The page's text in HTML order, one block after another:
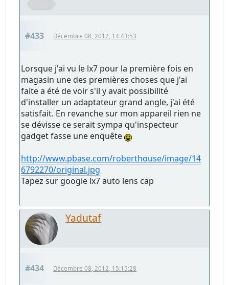
#433 Décembre 08, 2012, 14:43:53
Lorsque j'ai vu le lx7 pour la première fois en
magasin une des premières choses que j'ai
faite a été de voir s'il y avait possibilité
d'installer un adaptateur grand angle, j'ai été
satisfait. En revanche sur mon appareil rien ne
se dévisse ce serait sympa qu'inspecteur
gadget fasse une enquête
http://www.pbase.com/roberthouse/image/14
6792270/original.jpg
Tapez sur google lx7 auto lens cap
Yadutaf
#434 Décembre 08, 2012, 15:15:28